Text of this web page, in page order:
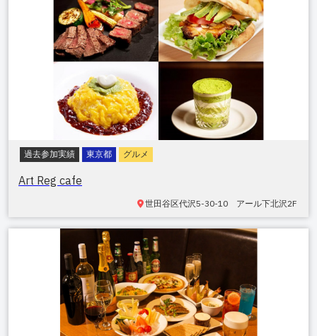
過去参加実績 東京都 グルメ
Art Reg cafe
世田谷区代沢5-30-10 アール下北沢2F